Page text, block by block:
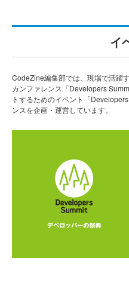
イ
CodeZine編集部では、現場で活躍
カンファレンス「Developers
トするためのイベント「
ンスを企画・運営しています。